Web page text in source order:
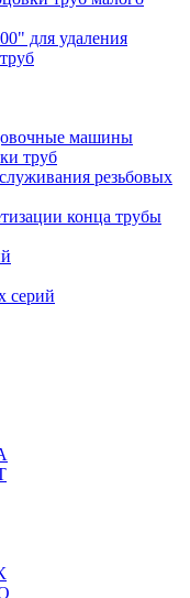
для удаления
машины
труб
резьбовых
конца трубы
серий